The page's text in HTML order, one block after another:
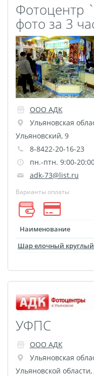
акриле
Печать на баннере
Фотообои
Печать на
пленке
Рекламные
Напольная графика
Широкоформатное
ламинирование
Изготовление
Оформление картин
Накатка Фото на ХДФ
Фото в алюминиевом
багете
Холст на пенокартоне
Фоторама с магнитами
Фотопечать на
пластике
Картины на досках
Самоклеящийся винил
Печать выкроек
Холст на конкурс
Фотопечать больших
Фотоцентр
фото за 3
ООО АДК
Ульяновская
Ульяновский, 9
8-8422-20-16-23
пн.-птн. 9:00-
adk-73@list.ru
Варианты оплаты
Наименование
Шар елочный
УФПС
ООО АДК
Ульяновская
Ульяновской области,